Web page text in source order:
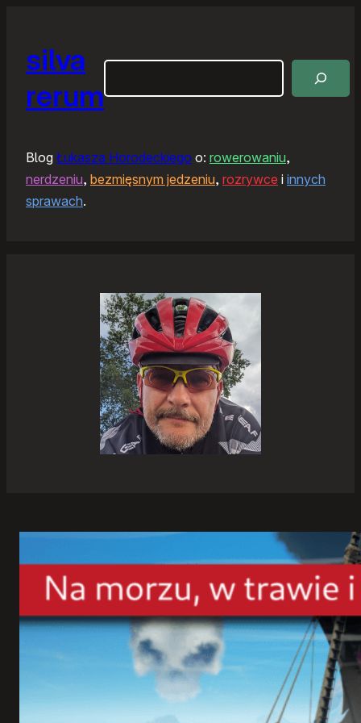
silva
rerum
Blog Łukasza Horodeckiego o: rowerowaniu,
nerdzeniu, bezmięsnym jedzeniu, rozrywce i innych
sprawach.